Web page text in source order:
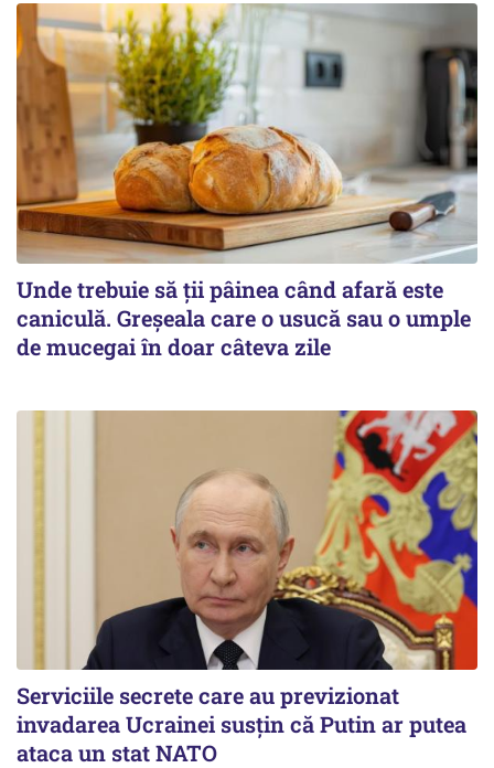
Unde trebuie să ții pâinea când afară este
caniculă. Greșeala care o usucă sau o umple
de mucegai în doar câteva zile
Serviciile secrete care au previzionat
invadarea Ucrainei susțin că Putin ar putea
ataca un stat NATO